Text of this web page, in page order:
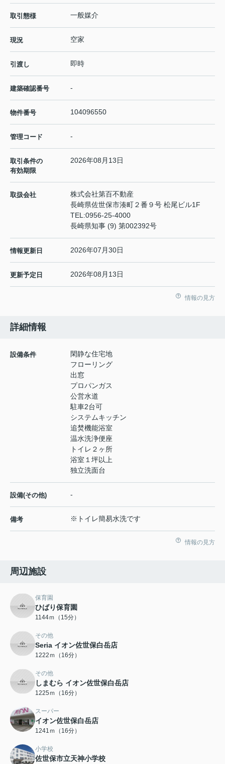
取引態様 一般媒介
現況 空家
引渡し 即時
建築確認番号 -
物件番号 104096550
管理コード -
取引条件の
有効期限
2026年08月13日
取扱会社
株式会社第百不動産
長崎県佐世保市湊町２番９号 松尾ビル1F
TEL:0956-25-4000
長崎県知事 (9) 第002392号
情報更新日 2026年07月30日
更新予定日 2026年08月13日
情報の見方
詳細情報
設備条件
閑静な住宅地
フローリング
出窓
プロパンガス
公営水道
駐車2台可
システムキッチン
追焚機能浴室
温水洗浄便座
トイレ２ヶ所
浴室１坪以上
独立洗面台
設備(その他) -
備考 ※トイレ簡易水洗です
情報の見方
周辺施設
保育園
ひばり保育園
1144ｍ（15分）
その他
Seria イオン佐世保白岳店
1222ｍ（16分）
その他
しまむら イオン佐世保白岳店
1225ｍ（16分）
スーパー
イオン佐世保白岳店
1241ｍ（16分）
小学校
佐世保市立天神小学校